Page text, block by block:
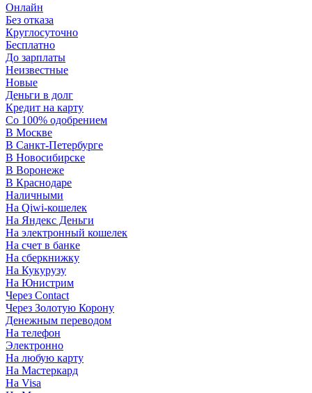
Онлайн
Без отказа
Круглосуточно
Бесплатно
До зарплаты
Неизвестные
Новые
Деньги в долг
Кредит на карту
Со 100% одобрением
В Москве
В Санкт-Петербурге
В Новосибирске
В Воронеже
В Краснодаре
Наличными
На Qiwi-кошелек
На Яндекс Деньги
На электронный кошелек
На счет в банке
На сберкнижку
На Кукурузу
На Юнистрим
Через Contact
Через Золотую Корону
Денежным переводом
На телефон
Электронно
На любую карту
На Мастеркард
На Visa